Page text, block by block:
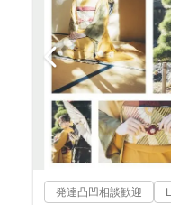
発達凸凹相談歓迎